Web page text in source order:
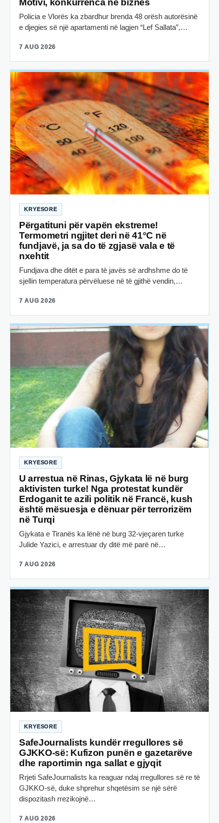
Motivi, konkurrenca në biznes
Policia e Vlorës ka zbardhur brenda 48 orësh autorësinë
e djegies së një apartamenti në lagjen “Lef Sallata”,…
7 AUG 2026
KRYESORE
Përgatituni për vapën ekstreme!
Termometri ngjitet deri në 41°C në
fundjavë, ja sa do të zgjasë vala e të
nxehtit
Fundjava dhe ditët e para të javës së ardhshme do të
sjellin temperatura përvëluese në të gjithë vendin,…
7 AUG 2026
KRYESORE
U arrestua në Rinas, Gjykata lë në burg
aktivisten turke! Nga protestat kundër
Erdoganit te azili politik në Francë, kush
është mësuesja e dënuar për terrorizëm
në Turqi
Gjykata e Tiranës ka lënë në burg 32-vjeçaren turke
Julide Yazici, e arrestuar dy ditë më parë në…
7 AUG 2026
KRYESORE
SafeJournalists kundër rregullores së
GJKKO-së: Kufizon punën e gazetarëve
dhe raportimin nga sallat e gjyqit
Rrjeti SafeJournalists ka reaguar ndaj rregullores së re të
GJKKO-së, duke shprehur shqetësim se një sërë
dispozitash rrezikojnë…
7 AUG 2026